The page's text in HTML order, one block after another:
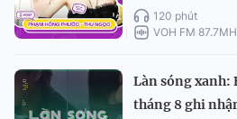
120 phút
VOH FM
Làn sóng xanh:
tháng 8 ghi